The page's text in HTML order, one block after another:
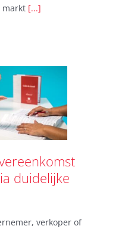
markt[...]
duidelijke
verkoper of